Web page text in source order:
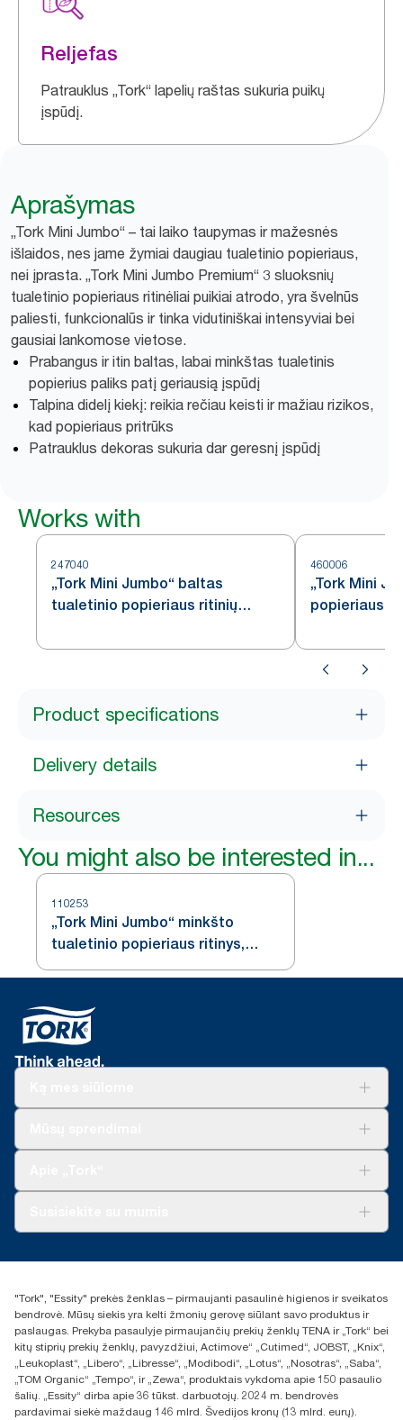
Reljefas
Patrauklus „Tork“ lapelių raštas sukuria puikų
įspūdį.
Aprašymas
„Tork Mini Jumbo“ – tai laiko taupymas ir mažesnės
išlaidos, nes jame žymiai daugiau tualetinio popieriaus,
nei įprasta. „Tork Mini Jumbo Premium“ 3 sluoksnių
tualetinio popieriaus ritinėliai puikiai atrodo, yra švelnūs
paliesti, funkcionalūs ir tinka vidutiniškai intensyviai bei
gausiai lankomose vietose.
Prabangus ir itin baltas, labai minkštas tualetinis
popierius paliks patį geriausią įspūdį
Talpina didelį kiekį: reikia rečiau keisti ir mažiau rizikos,
kad popieriaus pritrūks
Patrauklus dekoras sukuria dar geresnį įspūdį
Works with
247040
„Tork Mini Jumbo“ baltas
tualetinio popieriaus ritinių
460006
„Tork Mini
popieriaus
Product specifications
Delivery details
Resources
You might also be interested in...
110253
„Tork Mini Jumbo“ minkšto
tualetinio popieriaus ritinys,
baltas, T2
+370 5 268 3455
UAB Essity Lithuania
Naugarduko g. 98
LT-03160 Vilnius, Lietuva
"Tork", "Essity" prekės ženklas – pirmaujanti pasaulinė higienos ir sveikatos
bendrovė. Mūsų siekis yra kelti žmonių gerovę siūlant savo produktus ir
paslaugas. Prekyba pasaulyje pirmaujančių prekių ženklų TENA ir „Tork“ bei
kitų stiprių prekių ženklų, pavyzdžiui, Actimove“ „Cutimed“, JOBST, „Knix“,
„Leukoplast“, „Libero“, „Libresse“, „Modibodi“, „Lotus“, „Nosotras“, „Saba“,
„TOM Organic“ „Tempo“, ir „Zewa“, produktais vykdoma apie 150 pasaulio
šalių. „Essity“ dirba apie 36 tūkst. darbuotojų. 2024 m. bendrovės
pardavimai siekė maždaug 146 mlrd. Švedijos kronų (13 mlrd. eurų).